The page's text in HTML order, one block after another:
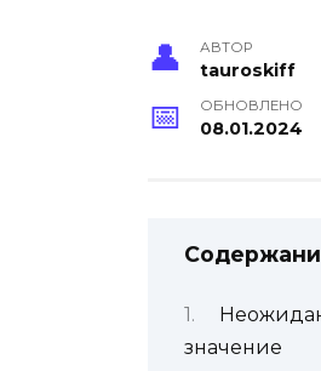
АВТОР
tauroskiff
ОБНОВЛЕНО
08.01.2024
значение